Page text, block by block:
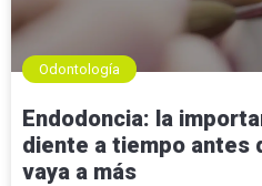
Odontología
Endodoncia: la
diente a tiempo antes
vaya a más